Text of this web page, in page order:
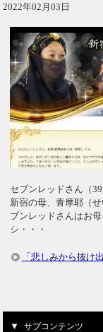
2022年02月03日
セブンレッドさん（
新宿の母、青摩耶（
ブンレッドさんはお
シ・・・
「悲しみから抜け
サブコンテンツ